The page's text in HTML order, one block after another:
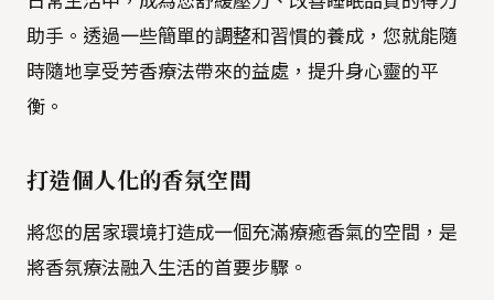
助手。透過一些簡單的調整和習慣的養成，您就能隨
時隨地享受芳香療法帶來的益處，提升身心靈的平
衡。
打造個人化的香氛空間
將您的居家環境打造成一個充滿療癒香氣的空間，是
將香氛療法融入生活的首要步驟。